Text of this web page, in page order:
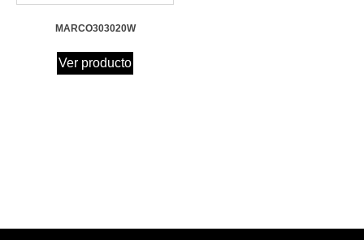
MARCO303020W
Ver producto